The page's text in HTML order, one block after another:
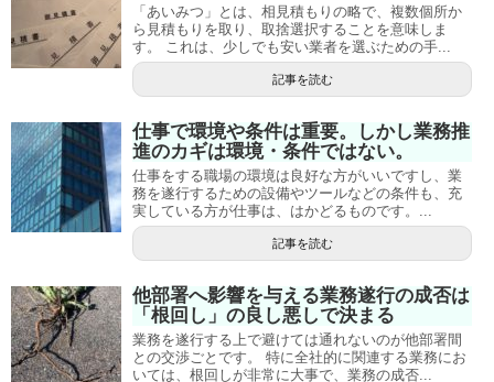
「あいみつ」とは、相見積もりの略で、複数個所か
ら見積もりを取り、取捨選択することを意味しま
す。 これは、少しでも安い業者を選ぶための手...
記事を読む
仕事で環境や条件は重要。しかし業務推
進のカギは環境・条件ではない。
仕事をする職場の環境は良好な方がいいですし、業
務を遂行するための設備やツールなどの条件も、充
実している方が仕事は、はかどるものです。...
記事を読む
他部署へ影響を与える業務遂行の成否は
「根回し」の良し悪しで決まる
業務を遂行する上で避けては通れないのが他部署間
との交渉ごとです。 特に全社的に関連する業務にお
いては、根回しが非常に大事で、業務の成否...